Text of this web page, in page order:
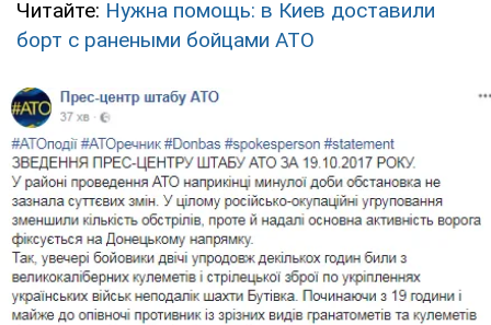
Читайте: Нужна помощь: в Киев доставили
борт с ранеными бойцами АТО